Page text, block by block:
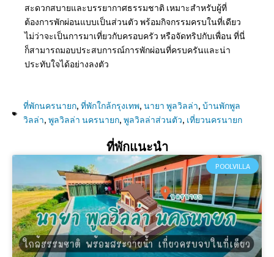
สะดวกสบายและบรรยากาศธรรมชาติ เหมาะสำหรับผู้ที่
ต้องการพักผ่อนแบบเป็นส่วนตัว พร้อมกิจกรรมครบในที่เดียว
ไม่ว่าจะเป็นการมาเที่ยวกับครอบครัว หรือจัดทริปกับเพื่อน ที่นี่
ก็สามารถมอบประสบการณ์การพักผ่อนที่ครบครันและน่า
ประทับใจได้อย่างลงตัว
ที่พักนครนายก, ที่พักใกล้กรุงเทพ, นายา พูลวิลล่า บ้านพักพูล
วิลล่า พูลวิลล่า นครนายก, พูลวิลล่าส่วนตัว เที่ยวนครนายก
ที่พักแนะนำ
POOLVILLA